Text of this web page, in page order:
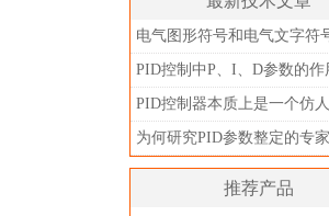
电气图形符号和电气文字符
PID控制中P、I、D参数的作
PID控制器本质上是一个仿
制器
为何研究PID参数整定的专
推荐产品